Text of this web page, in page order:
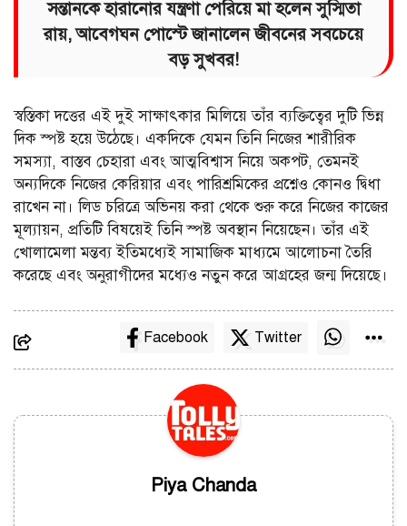
সন্তানকে হারানোর যন্ত্রণা পেরিয়ে মা হলেন সুস্মিতা
রায়, আবেগঘন পোস্টে জানালেন জীবনের সবচেয়ে
বড় সুখবর!
স্বস্তিকা দত্তের এই দুই সাক্ষাৎকার মিলিয়ে তাঁর ব্যক্তিত্বের দুটি ভিন্ন
দিক স্পষ্ট হয়ে উঠেছে। একদিকে যেমন তিনি নিজের শারীরিক
সমস্যা, বাস্তব চেহারা এবং আত্মবিশ্বাস নিয়ে অকপট, তেমনই
অন্যদিকে নিজের কেরিয়ার এবং পারিশ্রমিকের প্রশ্নেও কোনও দ্বিধা
রাখেন না। লিড চরিত্রে অভিনয় করা থেকে শুরু করে নিজের কাজের
মূল্যায়ন, প্রতিটি বিষয়েই তিনি স্পষ্ট অবস্থান নিয়েছেন। তাঁর এই
খোলামেলা মন্তব্য ইতিমধ্যেই সামাজিক মাধ্যমে আলোচনা তৈরি
করেছে এবং অনুরাগীদের মধ্যেও নতুন করে আগ্রহের জন্ম দিয়েছে।
Facebook Twitter
Piya Chanda